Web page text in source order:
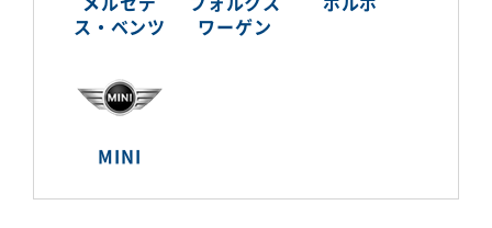
ス・ベンツ
ワーゲン
MINI